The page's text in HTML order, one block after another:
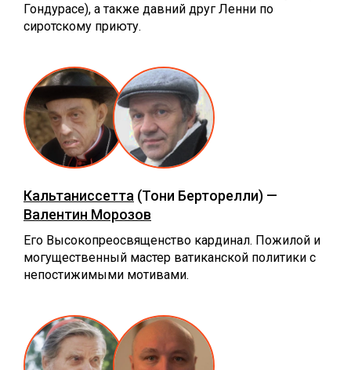
Гондурасе), а также давний друг Ленни по
сиротскому приюту.
Кальтаниссетта (Тони Берторелли) —
Валентин Морозов
Его Высокопреосвященство кардинал. Пожилой и
могущественный мастер ватиканской политики с
непостижимыми мотивами.